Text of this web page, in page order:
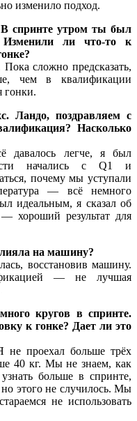
изменило подход.
В спринте утром ты был
ли что-то к
сложно предсказать,
чем в квалификации
гонки.
Ландо, поздравляем с
Насколько
давалось легче, я был
начались с Q1 и
почему мы уступали
— всё немного
идеальным, я сказал об
хороший результат для
на машину?
восстановив машину.
— не лучшая
кругов в спринте.
к гонке? Дает ли это
проехал больше трёх
40 кг. Мы не знаем, как
больше в спринте,
но этого не случилось. Мы
не использовать